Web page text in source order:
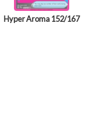
Hyper Aroma 152/167